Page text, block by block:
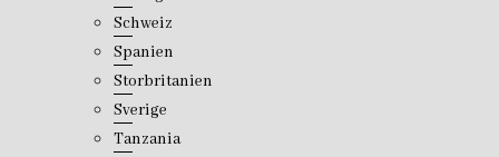
Schweiz
Spanien
Storbritanien
Sverige
Tanzania